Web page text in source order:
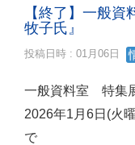
【終了】一般
牧子氏』
投稿日時 : 01月06日
一般資料室 特集
2026年1月6日(火
で